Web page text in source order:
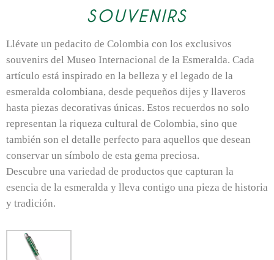
SOUVENIRS
Llévate un pedacito de Colombia con los exclusivos
souvenirs del Museo Internacional de la Esmeralda. Cada
artículo está inspirado en la belleza y el legado de la
esmeralda colombiana, desde pequeños dijes y llaveros
hasta piezas decorativas únicas. Estos recuerdos no solo
representan la riqueza cultural de Colombia, sino que
también son el detalle perfecto para aquellos que desean
conservar un símbolo de esta gema preciosa.
Descubre una variedad de productos que capturan la
esencia de la esmeralda y lleva contigo una pieza de historia
y tradición.